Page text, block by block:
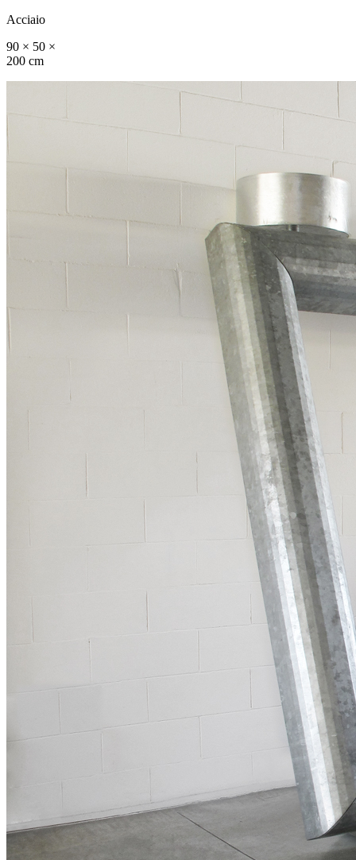
Acciaio
90 × 50 ×
200 cm